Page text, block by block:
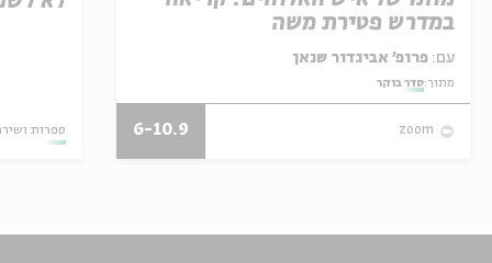
במדרש פטירת משה
עם:
מתוך:סדר בוקר
zoom
6-10.9 ספרות